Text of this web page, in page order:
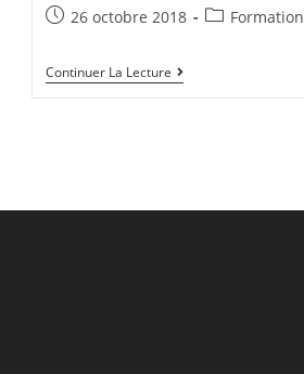
Post26 octobre 2018
PostFormation
Continuer La Lecture Formation
WordPress